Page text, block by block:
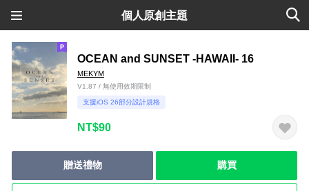
個人原創主題
OCEAN and SUNSET -HAWAII- 16
MEKYM
V1.87 / 無使用效期限制
支援iOS 26部分設計規格
NT$90
贈送禮物 購買